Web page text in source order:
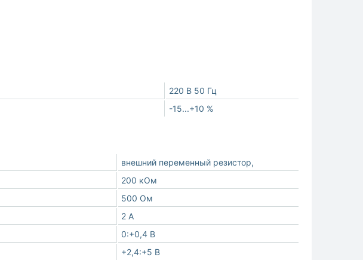
220 В 50 Гц
-15...+10 %
внешний переменный резистор,
200 кОм
500 Ом
2 А
0:+0,4 В
+2,4:+5 В